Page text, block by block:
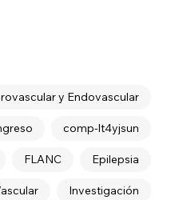
y Endovascular
comp-lt4yjsun
Epilepsia
FLANC
Investigación